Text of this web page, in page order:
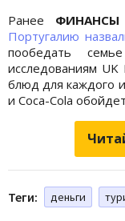
Ранее ФИНАНСЫ
Португалию
пообедать
исследованиям
блюд для каждого
и Coca-Cola
Теги: деньги